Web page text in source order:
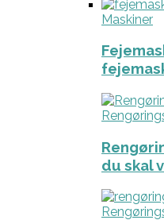
Maskiner
du skal